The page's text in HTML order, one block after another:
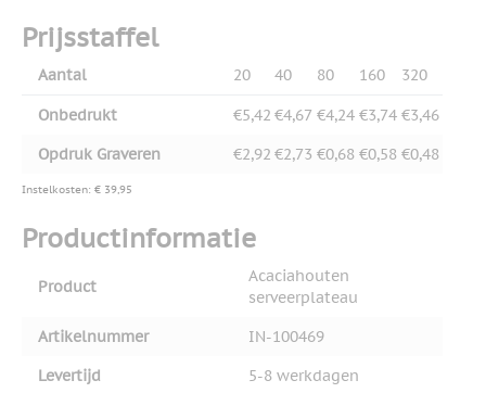
Prijsstaffel
Aantal 20 40 80 160 320
Onbedrukt €5,42 €4,67 €4,24 €3,74 €3,46
Opdruk Graveren
€2,92 €2,73 €0,68 €0,58 €0,48
Instelkosten: € 39,95
Productinformatie
Product
Acaciahouten
serveerplateau
Artikelnummer
IN-100469
Levertijd
5-8 werkdagen